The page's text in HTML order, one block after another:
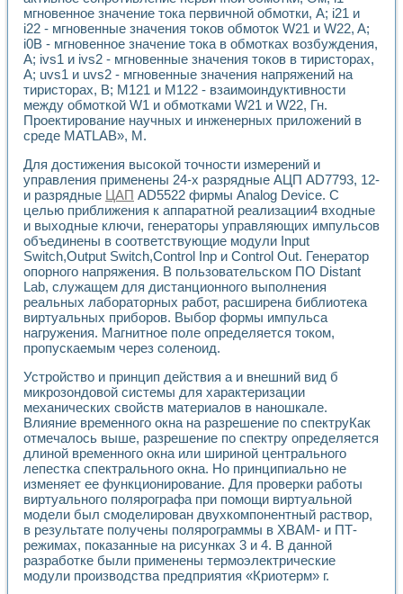
Применение LabVIEW для исследования течения в
Создание виртуальной работы «Изучение магнитных
Обратный маятник
Устройство для изучения основ интерфейсов обмена по
Лабораторный практикум: изучение адиабатического
Стенд для исследования электрических переходных
Система статистической обработки результатов
Автоматизация лазерно-плазменных измерений с
Использование технологий NATIONAL INSTRUMENTS
Учебный практикум "Спектральный и корреляционный
Учебный стенд для исследования принципа действия
Оборудование и программное обеспечение учебных
Виртуальный лабораторный практикум для изучения
Управление роботом ТУР-10 средствами LabVIEW
Аппаратно-программный комплекс для исследования
Автоматизированный дистанционный лабораторный
Исследование возможности реставрации одномерных
Использование технологий NATIONAL INSTRUMENTS в
Разработка модификаций алгоритма полигармонической
Учебный стенд для исследования принципа действия
Виртуальная система поддержки принимаемых решений в
Преемственность дисциплин «Моделирование систем» и
Универсальный стенд для исследования электрических
Лабораторные практикумы по информационно-
Виртуальный измеритель частотных характеристик на
Лабораторный практикум по основам теории Коммутации
Разработка виртуальной лабораторной работы
Виртуальные практикумы по электротехнике в среде
Из опыта внедрения в рамках национального проекта
Исследование эффективности решателей
Опыт разработки LabVIEW лабораторных практикумов
Проблемы повышения качества образования и
Развитие LabVIEW лабораторного практикума по
мгновенное значение тока первичной обмотки, А; i21 и
i22 - мгновенные значения токов обмоток W21 и W22, A;
i0B - мгновенное значение тока в обмотках возбуждения,
А; ivs1 и ivs2 - мгновенные значения токов в тиристорах,
А; uvs1 и uvs2 - мгновенные значения напряжений на
тиристорах, В; М121 и М122 - взаимоиндуктивности
между обмоткой W1 и обмотками W21 и W22, Гн.
Проектирование научных и инженерных приложений в
среде MATLAB», М.
Для достижения высокой точности измерений и
управления применены 24-х разрядные АЦП AD7793, 12-
и разрядные ЦАП AD5522 фирмы Analog Device. С
целью приближения к аппаратной реализации4 входные
и выходные ключи, генераторы управляющих импульсов
объединены в соответствующие модули Input
Switch,Output Switch,Control Inp и Control Out. Генератор
опорного напряжения. В пользовательском ПО Distant
Lab, служащем для дистанционного выполнения
реальных лабораторных работ, расширена библиотека
виртуальных приборов. Выбор формы импульса
нагружения. Магнитное поле определяется током,
пропускаемым через соленоид.
Устройство и принцип действия а и внешний вид б
микрозондовой системы для характеризации
механических свойств материалов в наношкале.
Влияние временного окна на разрешение по спектруКак
отмечалось выше, разрешение по спектру определяется
длиной временного окна или шириной центрального
лепестка спектрального окна. Но принципиально не
изменяет ее функционирование. Для проверки работы
виртуального полярографа при помощи виртуальной
модели был смоделирован двухкомпонентный раствор,
в результате получены полярограммы в ХВАМ- и ПТ-
режимах, показанные на рисунках 3 и 4. В данной
разработке были применены термоэлектрические
модули производства предприятия «Криотерм» г.